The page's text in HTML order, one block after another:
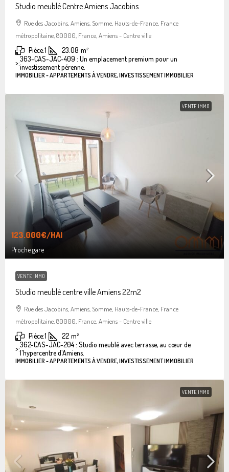
Studio meublé Centre Amiens Jacobins
Rue des Jacobins, Amiens, Somme, Hauts-de-France, France
métropolitaine, 80000, France, Amiens - Centre ville
Pièce:1 23.08 m²
>:363-CAS-JAC-409 : Un emplacement premium pour un
investissement pérenne.
IMMOBILIER - APPARTEMENTS À VENDRE, INVESTISSEMENT IMMOBILIER
VENTE IMMO
123.000€/HAI
Proche gare
VENTE IMMO
Studio meublé centre ville Amiens 22m2
Rue des Jacobins, Amiens, Somme, Hauts-de-France, France
métropolitaine, 80000, France, Amiens - Centre ville
Pièce:1 22 m²
>:362-CAS-JAC-204 : Studio meublé avec terrasse, au cœur de
l'hypercentre d'Amiens.
IMMOBILIER - APPARTEMENTS À VENDRE, INVESTISSEMENT IMMOBILIER
VENTE IMMO